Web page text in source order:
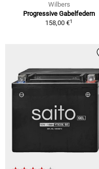
Wilbers
Progressive Gabelfedern
158,00 €1